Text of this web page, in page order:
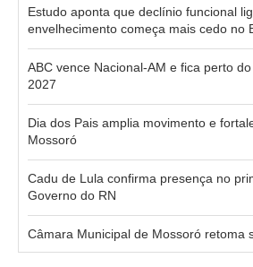
Estudo aponta que declínio funcional
envelhecimento começa mais cedo no
ABC vence Nacional-AM e fica perto
2027
Dia dos Pais amplia movimento e
Mossoró
Cadu de Lula confirma presença no
Governo do RN
Câmara Municipal de Mossoró retoma